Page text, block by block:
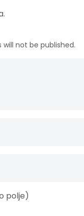
will not be published.
polje)